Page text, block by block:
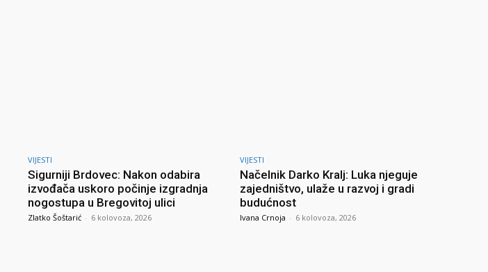
VIJESTI
Sigurniji Brdovec: Nakon odabira
izvođača uskoro počinje izgradnja
nogostupa u Bregovitoj ulici
Zlatko Šoštarić - 6 kolovoza, 2026
VIJESTI
Načelnik Darko Kralj: Luka njeguje
zajedništvo, ulaže u razvoj i gradi
budućnost
Ivana Crnoja - 6 kolovoza, 2026